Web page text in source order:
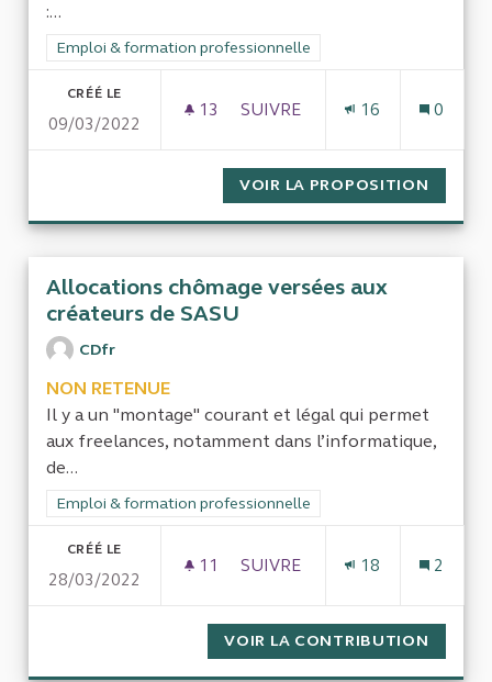
:...
Filtrer les résultats de la catégorie : Emploi & formation
Emploi & formation professionnelle
CRÉÉ LE
09/03/2022
13 13 ABONNÉS
SUIVRE
16 0
VOIR LA PROPOSITION
Allocations chômage versées aux
créateurs de SASU
CDfr
NON RETENUE
Il y a un "montage" courant et légal qui permet
aux freelances, notamment dans l’informatique,
de...
Filtrer les résultats de la catégorie : Emploi & formation
Emploi & formation professionnelle
CRÉÉ LE
28/03/2022
11 11 ABONNÉS
SUIVRE
18 2
VOIR LA CONTRIBUTION